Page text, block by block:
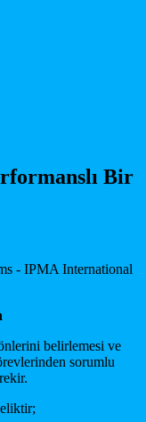
Bir
belirlemesi ve
sorumlu